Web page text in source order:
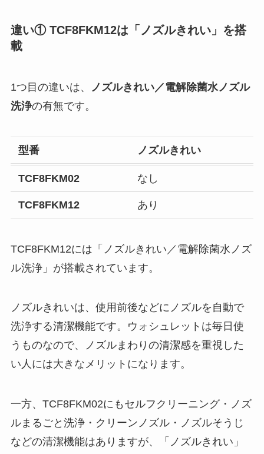
違い① TCF8FKM12は「ノズルきれい」を搭
載
1つ目の違いは、
ノズルきれい／電解除菌水ノズル
洗浄の有無です。
型番 ノズルきれい
TCF8FKM02 なし
TCF8FKM12 あり
TCF8FKM12には「ノズルきれい／電解除菌水ノズ
ル洗浄」が搭載されています。
ノズルきれいは、使用前後などにノズルを自動で
洗浄する清潔機能です。ウォシュレットは毎日使
うものなので、ノズルまわりの清潔感を重視した
い人には大きなメリットになります。
一方、TCF8FKM02にもセルフクリーニング・ノズ
ルまるごと洗浄・クリーンノズル・ノズルそうじ
などの清潔機能はありますが、「ノズルきれい」